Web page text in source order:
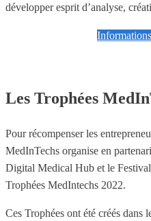
développer esprit d’analyse,
Les Trophées
Pour récompenser les
MedInTechs organise en
Digital Medical Hub et le
Trophées MedIntechs 2022.
Ces Trophées ont été créés dans